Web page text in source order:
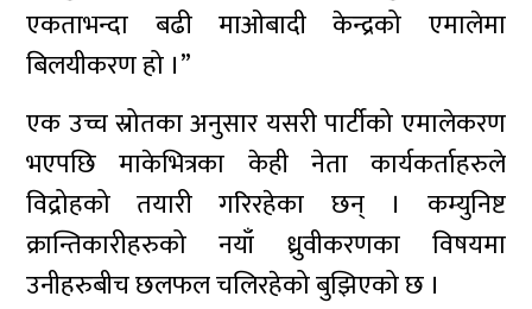
एकताभन्दा बढी माओबादी केन्द्रको एमालेमा
बिलयीकरण हो ।”
एक उच्च स्रोतका अनुसार यसरी पार्टीको एमालेकरण
भएपछि माकेभित्रका केही नेता कार्यकर्ताहरुले
विद्रोहको तयारी गरिरहेका छन् । कम्युनिष्ट
क्रान्तिकारीहरुको नयाँ ध्रुवीकरणका विषयमा
उनीहरुबीच छलफल चलिरहेको बुझिएको छ ।